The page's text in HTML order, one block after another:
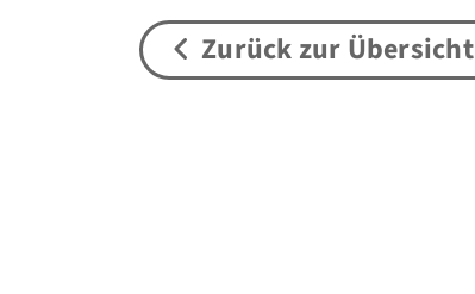
Zurück zur Übersicht